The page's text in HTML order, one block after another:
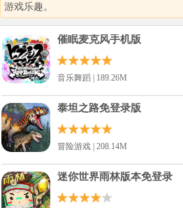
游戏乐趣。
催眠麦克风手机版
音乐舞蹈 | 189.26M
泰坦之路免登录版
冒险游戏 | 208.14M
迷你世界雨林版本免登录